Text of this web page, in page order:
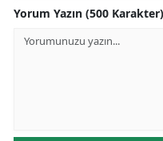
Yorum Yazın (500 Karakter)